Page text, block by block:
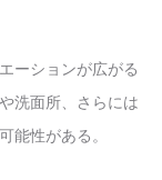
ーションが広がる
洗面所、さらには
能性がある。